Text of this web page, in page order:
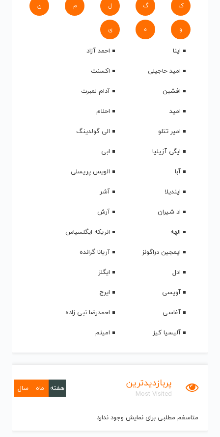
ک گ ل م ن
و ه ی
اینا
احمد آزاد
امید حاجیلی
اکسنت
افشین
آدام لمبرت
امید
احلام
امیر تتلو
الی گولدینگ
ایگی آزیلیا
ابی
آبا
الویس پریسلی
ایندیلا
آشر
اد شیران
آرش
الهه
انریکه ایگلسیاس
ایمجین دراگونز
آریانا گرانده
ادل
ایگلز
آویسی
ایرج
آغاسی
احمدرضا نبی زاده
آلیسیا کیز
امینم
پربازدیدترین
Most Visited
هفته ماه سال
متاسفم مطلبی برای نمایش وجود ندارد